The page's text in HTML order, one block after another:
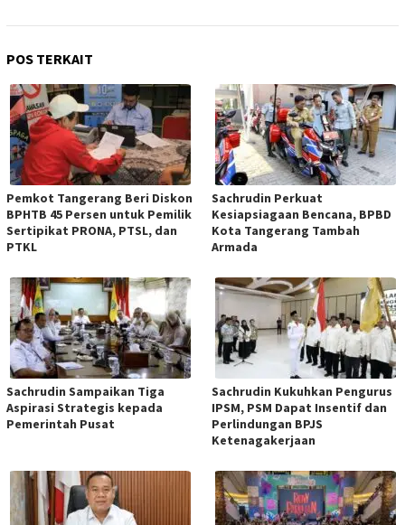
POS TERKAIT
Pemkot Tangerang Beri Diskon
BPHTB 45 Persen untuk Pemilik
Sertipikat PRONA, PTSL, dan
PTKL
Sachrudin Perkuat
Kesiapsiagaan Bencana, BPBD
Kota Tangerang Tambah
Armada
Sachrudin Sampaikan Tiga
Aspirasi Strategis kepada
Pemerintah Pusat
Sachrudin Kukuhkan Pengurus
IPSM, PSM Dapat Insentif dan
Perlindungan BPJS
Ketenagakerjaan